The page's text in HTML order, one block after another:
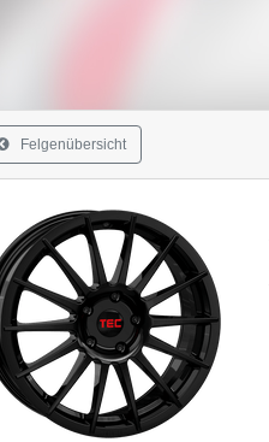
Felgenübersicht